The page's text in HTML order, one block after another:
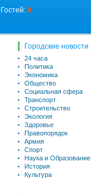
Гостей: 0
Городские новости
24 часа
Политика
Экономика
Общество
Социальная сфера
Транспорт
Строительство
Экология
Здоровье
Правопорядок
Армия
Спорт
Наука и Образование
История
Культура